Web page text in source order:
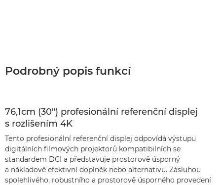
Podrobný popis funkcí
76,1cm (30") profesionální referenční displej
s rozlišením 4K
Tento profesionální referenční displej odpovídá výstupu
digitálních filmových projektorů kompatibilních se
standardem DCI a představuje prostorově úsporný
a nákladově efektivní doplněk nebo alternativu. Zásluhou
spolehlivého, robustního a prostorově úsporného provedení